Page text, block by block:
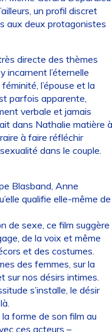
un profil discret
aux deux protagonistes
directe des thèmes
incarnent l’éternelle
l’épouse et la
parfois apparente,
verbale et jamais
dans Nathalie matière à
à faire réfléchir
dans le couple.
Blasband, Anne
qualifie elle-même de
de sexe, ce film suggère
de la voix et même
et des costumes.
des femmes, sur la
sur nos désirs intimes.
s’installe, le désir
forme de son film au
ces acteurs –